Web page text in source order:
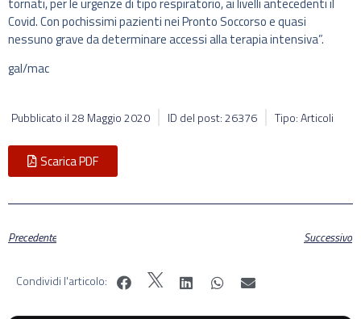
Covid. Con pochissimi pazienti nei Pronto Soccorso e quasi
nessuno grave da determinare accessi alla terapia intensiva”.
gal/mac
Pubblicato il28 Maggio 2020 ID del post: 26376 Tipo: Articoli
Scarica PDF
Precedente Successivo
Condividi l'articolo: